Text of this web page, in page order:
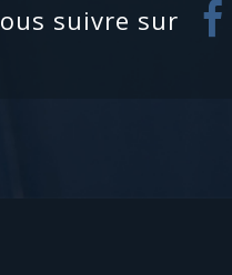
Nous suivre sur